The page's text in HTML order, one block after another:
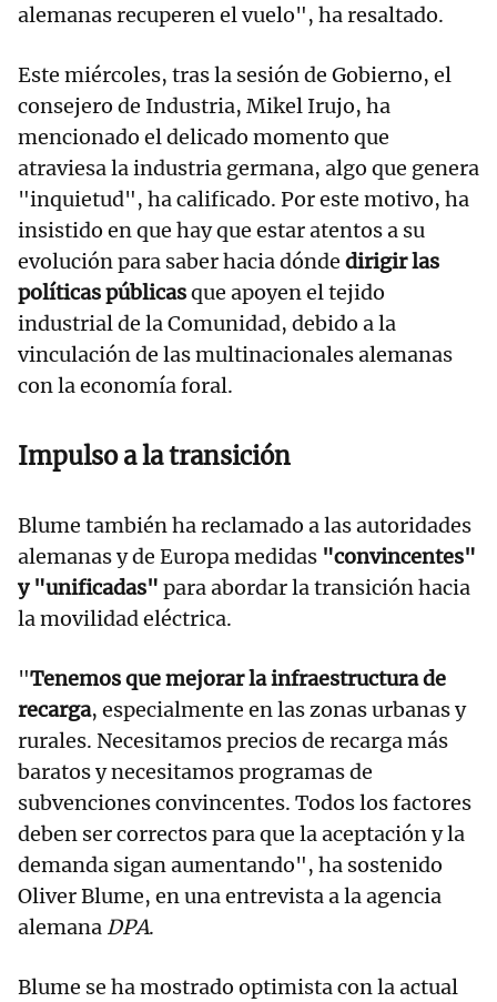
alemanas recuperen el vuelo", ha resaltado.
Este miércoles, tras la sesión de Gobierno, el
consejero de Industria, Mikel Irujo, ha
mencionado el delicado momento que
atraviesa la industria germana, algo que genera
"inquietud", ha calificado. Por este motivo, ha
insistido en que hay que estar atentos a su
evolución para saber hacia dónde dirigir las
políticas públicasque apoyen el tejido
industrial de la Comunidad, debido a la
vinculación de las multinacionales alemanas
con la economía foral.
Impulso a la transición
Blume también ha reclamado a las autoridades
alemanas y de Europa medidas "convincentes"
y "unificadas" para abordar la transición hacia
la movilidad eléctrica.
"Tenemos que mejorar la infraestructura de
recarga, especialmente en las zonas urbanas y
rurales. Necesitamos precios de recarga más
baratos y necesitamos programas de
subvenciones convincentes. Todos los factores
deben ser correctos para que la aceptación y la
demanda sigan aumentando", ha sostenido
Oliver Blume, en una entrevista a la agencia
alemana DPA.
Blume se ha mostrado optimista con la actual